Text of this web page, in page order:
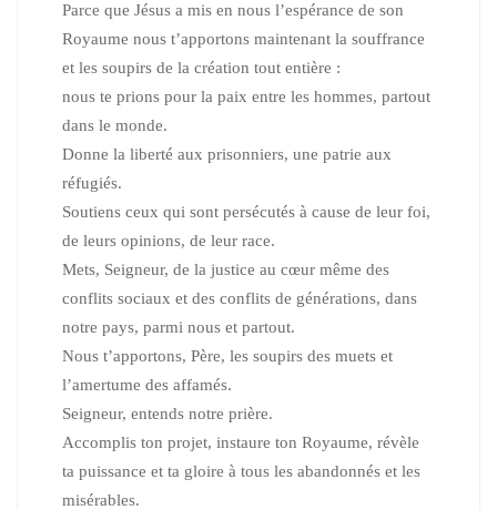
Parce que Jésus a mis en nous l’espérance de son
Royaume nous t’apportons maintenant la souffrance
et les soupirs de la création tout entière :
nous te prions pour la paix entre les hommes, partout
dans le monde.
Donne la liberté aux prisonniers, une patrie aux
réfugiés.
Soutiens ceux qui sont persécutés à cause de leur foi,
de leurs opinions, de leur race.
Mets, Seigneur, de la justice au cœur même des
conflits sociaux et des conflits de générations, dans
notre pays, parmi nous et partout.
Nous t’apportons, Père, les soupirs des muets et
l’amertume des affamés.
Seigneur, entends notre prière.
Accomplis ton projet, instaure ton Royaume, révèle
ta puissance et ta gloire à tous les abandonnés et les
misérables.